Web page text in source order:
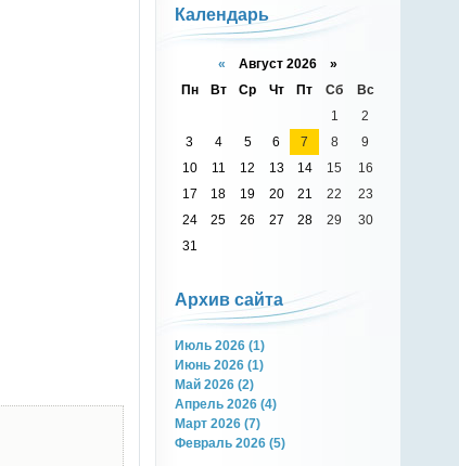
Календарь
« Август 2026 »
Пн
Вт Ср Чт Пт Сб
Вс
1
2
3
4 5 6 7 8
9
10
11 12 13 14 15
16
17
18 19 20 21 22
23
24
25 26 27 28 29
30
31
Архив сайта
Июль 2026 (1)
Июнь 2026 (1)
Май 2026 (2)
Апрель 2026 (4)
Март 2026 (7)
Февраль 2026 (5)